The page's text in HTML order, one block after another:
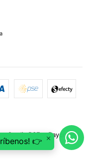
PSE, ePayco,
👉